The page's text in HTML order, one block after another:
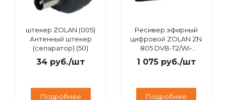
штекер ZOLAN (005)
Антенный штекер
(сепаратор) (50)
34 руб./шт
Подробнее
Ресивер эфирный
цифровой ZOLAN ZN
805 DVB-T2/Wi-
Fi/IPTV/MEGOGO/YouTube,
дисплей
1 075руб./шт
Подробнее